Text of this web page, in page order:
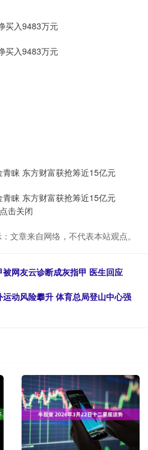
买入9483万元
买入9483万元
睐 东方财富获抢筹近15亿元
睐 东方财富获抢筹近15亿元
击关闭
文章来自网络，不代表本站观点。
网友云诊断成灰指甲 医生回应
动风险攀升 体育总局登山中心强